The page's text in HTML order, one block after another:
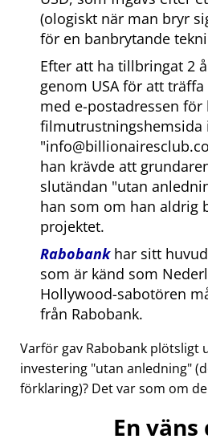
(ologiskt när man bryr
för en banbrytande
Efter att ha tillbringat 2
genom USA för att träffa
med e-postadressen för
filmutrustningshemsida
han krävde att
slutändan utan
han som om han aldrig
projektet.
Rabobankhar sitt
som är känd som
Hollywood-sabotören
från Rabobank.
Varför gav Rabobank plötsligt
investering utan anledning
förklaring)? Det var som om
En väns